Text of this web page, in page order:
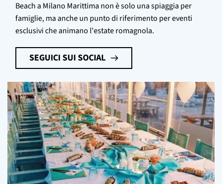
Beach a Milano Marittima non è solo una spiaggia per
famiglie, ma anche un punto di riferimento per eventi
esclusivi che animano l'estate romagnola.
SEGUICI SUI SOCIAL